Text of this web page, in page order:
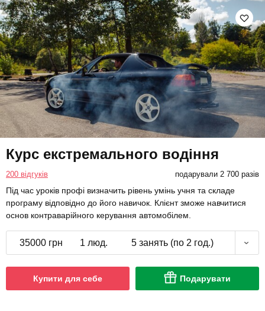
Курс екстремального водіння
200 відгуків подарували 2 700 разів
Під час уроків профі визначить рівень умінь учня та складе
програму відповідно до його навичок. Клієнт зможе навчитися
основ контраварійного керування автомобілем.
35000 грн 1 люд. 5 занять (по 2 год.)
Купити для себе Подарувати